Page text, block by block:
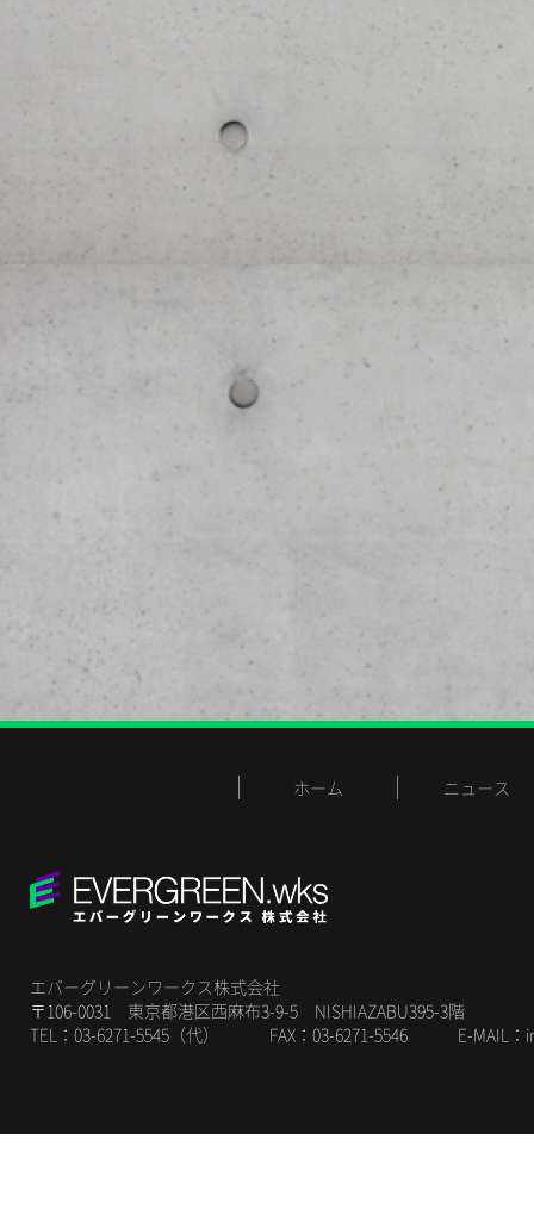
ホーム ニュース
エバーグリーンワークス株式会社
〒106-0031 東京都港区西麻布3-9-5 NISHIAZABU395-3階
TEL：03-6271-5545（代） FAX：03-6271-5546 E-MAIL：